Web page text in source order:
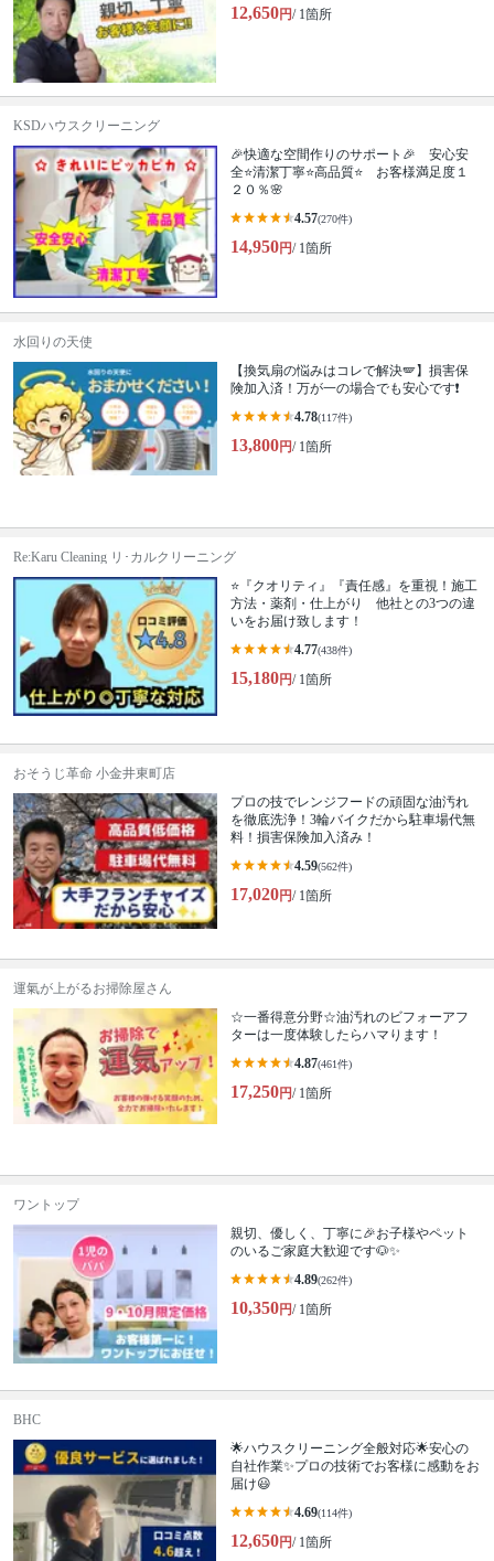
12,650円/ 1箇所
KSDハウスクリーニング
🎉快適な空間作りのサポート🎉 安心安
全⭐清潔丁寧⭐高品質⭐ お客様満足度１
２０％🌸
4.57(270件)
14,950円/ 1箇所
水回りの天使
【換気扇の悩みはコレで解決🪽】損害保
険加入済！万が一の場合でも安心です❗️
4.78(117件)
13,800円/ 1箇所
Re:Karu Cleaning リ･カルクリーニング
⭐『クオリティ』『責任感』を重視！施工
方法・薬剤・仕上がり 他社との3つの違
いをお届け致します！
4.77(438件)
15,180円/ 1箇所
おそうじ革命 小金井東町店
プロの技でレンジフードの頑固な油汚れ
を徹底洗浄！3輪バイクだから駐車場代無
料！損害保険加入済み！
4.59(562件)
17,020円/ 1箇所
運氣が上がるお掃除屋さん
☆一番得意分野☆油汚れのビフォーアフ
ターは一度体験したらハマります！
4.87(461件)
17,250円/ 1箇所
ワントップ
親切、優しく、丁寧に🎉お子様やペット
のいるご家庭大歓迎です🐶✨
4.89(262件)
10,350円/ 1箇所
BHC
🌟ハウスクリーニング全般対応🌟安心の
自社作業✨プロの技術でお客様に感動をお
届け😃
4.69(114件)
12,650円/ 1箇所